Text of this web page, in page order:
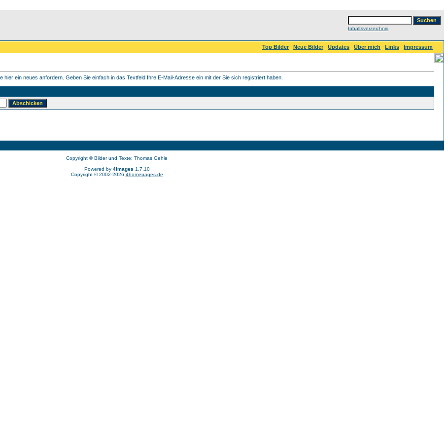
Inhaltsverzeichnis
Top Bilder Neue Bilder Updates Über mich Links
Impressum
ein neues anfordern. Geben Sie einfach in das Textfeld Ihre E-Mail-Adresse ein mit der Sie sich registriert haben.
Copyright © Bilder und Texte: Thomas Gehle
Powered by 4images 1.7.10
Copyright © 2002-2026 4homepages.de